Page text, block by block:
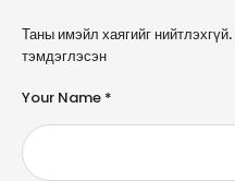
Таны имэйл хаягийг нийтлэхгүй.
тэмдэглэсэн
Your Name *
A
l
e
n
a
ti